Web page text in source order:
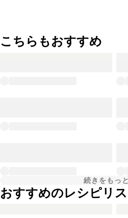
こちらもおすすめ
続きをもっ
おすすめのレシピリス